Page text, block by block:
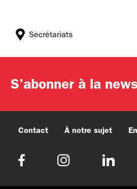
Secrétariats
S'abonner à la
Contact À notre sujet